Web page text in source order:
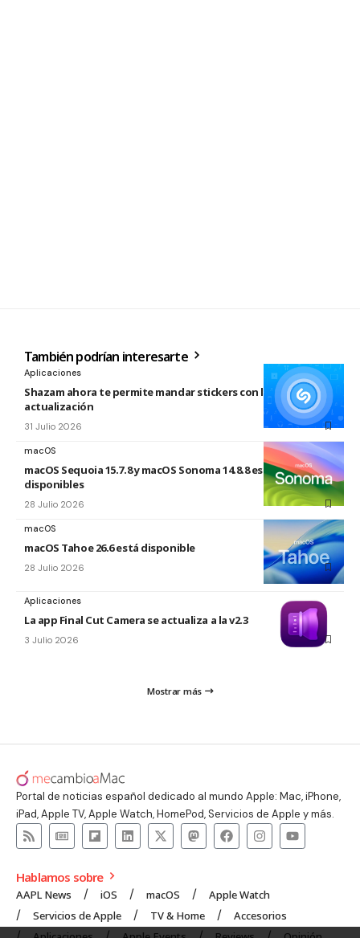
También podrían interesarte
Aplicaciones
Shazam ahora te permite mandar stickers con la nueva
actualización
31 Julio 2026
macOS
macOS Sequoia 15.7.8 y macOS Sonoma 14.8.8 están
disponibles
28 Julio 2026
macOS
macOS Tahoe 26.6 está disponible
28 Julio 2026
Aplicaciones
La app Final Cut Camera se actualiza a la v2.3
3 Julio 2026
Mostrar más
Portal de noticias español dedicado al mundo Apple: Mac, iPhone,
iPad, Apple TV, Apple Watch, HomePod, Servicios de Apple y más.
Hablamos sobre
AAPL News iOS macOS
Apple Watch
Servicios de Apple
TV & Home
Accesorios